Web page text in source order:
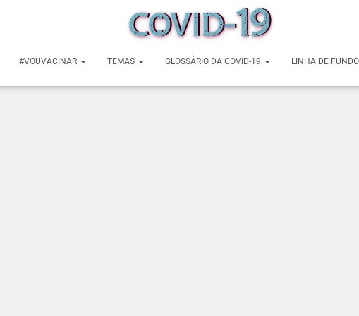
#VOUVACINAR TEMAS GLOSSÁRIO DA COVID-19 LINHA DE